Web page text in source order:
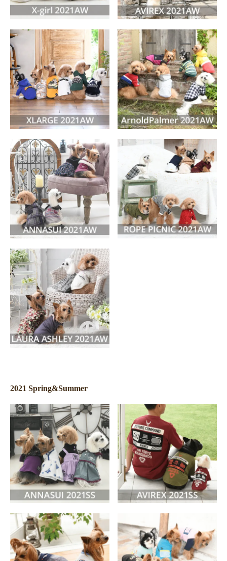
2021 Spring&Summer